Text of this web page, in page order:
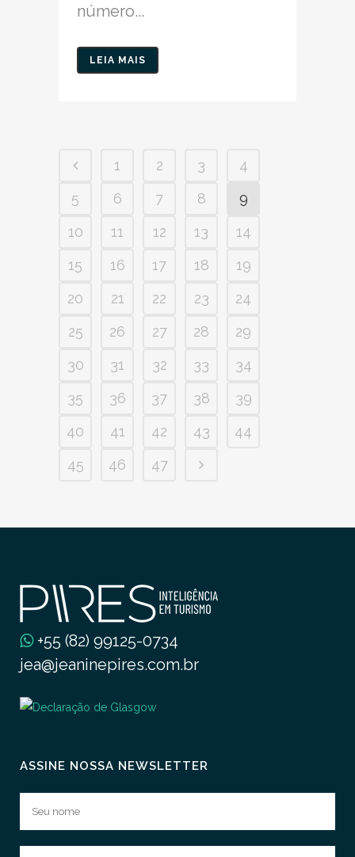
número...
LEIA MAIS
1 2 3
4
5
6 7 8
9
10
11 12 13
14
15
16 17 18
19
20
21 22 23
24
25
26 27 28
29
30
31 32 33
34
35
36 37 38
39
40
41 42 43
44
45
46 47
+55 (82) 99125-0734
jea@jeaninepires.com.br
ASSINE NOSSA NEWSLETTER